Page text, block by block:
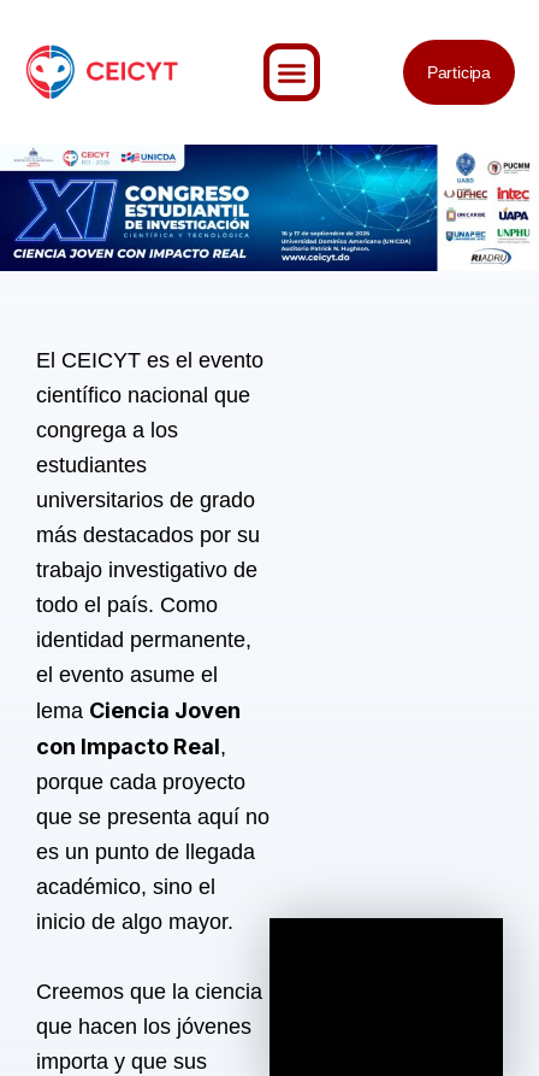
content
Participa
El CEICYT es el evento
científico nacional que
congrega a los
estudiantes
universitarios de grado
más destacados por su
trabajo investigativo de
todo el país. Como
identidad permanente,
el evento asume el
lema Ciencia Joven
con Impacto Real,
porque cada proyecto
que se presenta aquí no
es un punto de llegada
académico, sino el
inicio de algo mayor.
Creemos que la ciencia
que hacen los jóvenes
importa y que sus